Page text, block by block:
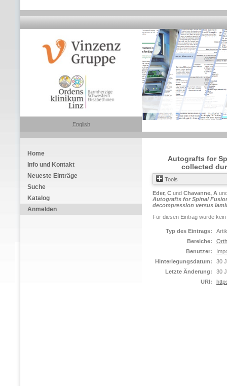
English
Home
Info und Kontakt
Neueste Einträge
Suche
Katalog
Anmelden
Autografts for
collected
Tools
Eder, C und Chavanne, A
Autografts for Spinal
decompression versus
Für diesen Eintrag wurde
Typ des Eintrags:
Bereiche:
Benutzer:
Hinterlegungsdatum:
30
Letzte Änderung:
30
URI: